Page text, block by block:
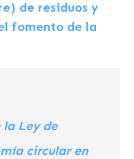
de residuos y
fomento de la
la Ley de
circular en